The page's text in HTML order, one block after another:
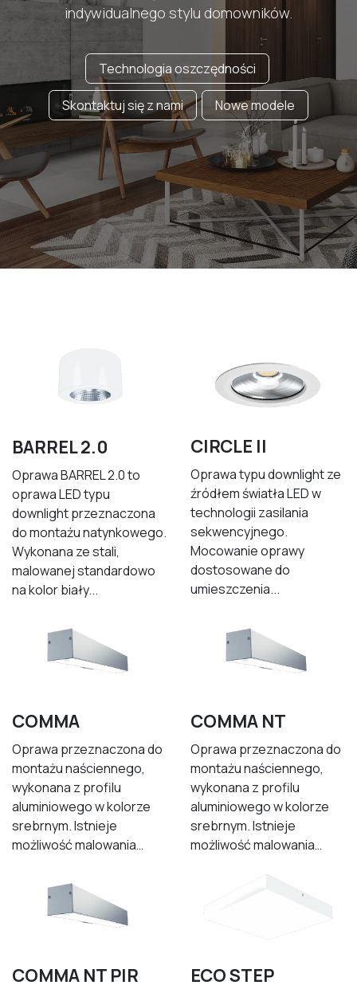
indywidualnego stylu domowników.
Technologia oszczędności
Skontaktuj się z nami Nowe mode​​le
BARREL 2.0
Oprawa BARREL 2.0 to
oprawa LED typu
downlight przeznaczona
do montażu natynkowego.
Wykonana ze stali,
malowanej standardowo
na kolor biały...
CIRCLE II
Oprawa typu downlight ze
źródłem światła LED w
technologii zasilania
sekwencyjnego.
Mocowanie oprawy
dostosowane do
umieszczenia...
COMMA
Oprawa przeznaczona do
montażu naściennego,
wykonana z profilu
aluminiowego w kolorze
srebrnym. Istnieje
możliwość malowania…
COMMA NT
Oprawa przeznaczona do
montażu naściennego,
wykonana z profilu
aluminiowego w kolorze
srebrnym. Istnieje
możliwość malowania…
COMMA NT PIR ECO STEP